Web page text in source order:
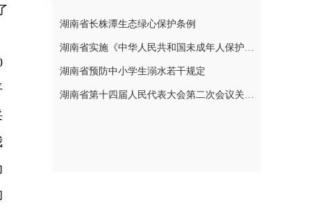
湖南省长株潭生态绿心保护条例
湖南省实施《中华人民共和国未成年人保护法》若干规定
湖南省预防中小学生溺水若干规定
湖南省第十四届人民代表大会第二次会议关于湖南省人民代表大会常务委员会工作报告的决议